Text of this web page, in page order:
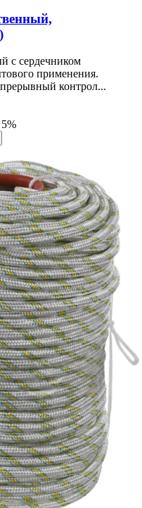
с сердечником
применения.
контрол...